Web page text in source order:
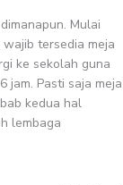
Mulai
wajib tersedia meja
ke sekolah guna
jam. Pasti saja meja
kedua hal
lembaga